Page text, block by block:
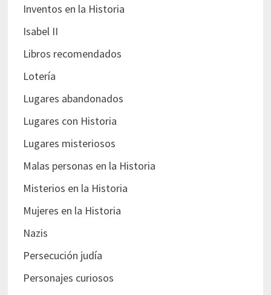
Inventos en la Historia
Isabel II
Libros recomendados
Lotería
Lugares abandonados
Lugares con Historia
Lugares misteriosos
Malas personas en la Historia
Misterios en la Historia
Mujeres en la Historia
Nazis
Persecución judía
Personajes curiosos